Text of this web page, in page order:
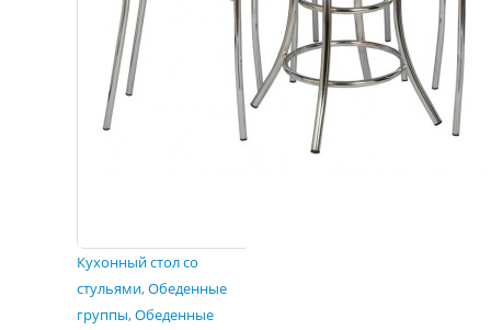
Кухонный стол со
стульями,Обеденные
группы,Обеденные